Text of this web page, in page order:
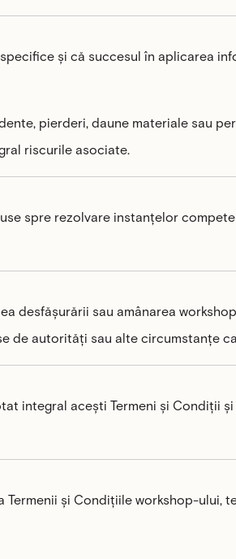
și că succesul în aplicarea
pierderi, daune materiale sau
riscurile asociate.
spre rezolvare instanțelor
desfășurării sau amânarea
de autorități sau alte circumstanțe
integral acești Termeni și Condiții
și Condițiile workshop-ului,